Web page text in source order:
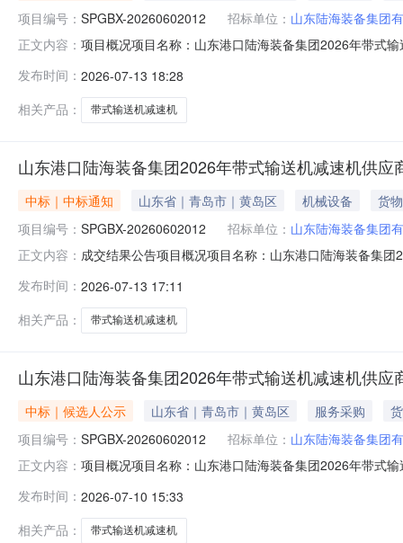
项目编号： SPGBX-20260602012 招标单位： 山东陆海装备集团
正文内容： 项目概况项目名称：山东港口陆海装备集团2026年带式
竣工验收后的质保及其他必要的技术服务等资金来源：
人地址：中国（山
发布时间： 2026-07-13 18:28
相关产品：
带式输送机减速机
山东港口陆海装备集团2026年带式输送机减速机供应
中标｜中标通知 山东省｜青岛市｜黄岛区 机械设备
货物
项目编号： SPGBX-20260602012 招标单位： 山东陆海装备集团
正文内容： 成交结果公告项目概况项目名称：山东港口陆海装备集
成交人：山东嘉瑞动力科技有限公司成交价(元)：0成交
发布时间： 2026-07-13 17:11
相关产品：
带式输送机减速机
山东港口陆海装备集团2026年带式输送机减速机供
中标｜候选人公示 山东省｜青岛市｜黄岛区 服务采购
项目编号： SPGBX-20260602012 招标单位： 山东陆海装备集团
正文内容： 项目概况项目名称：山东港口陆海装备集团2026年带式
竣工验收后的质保及其他必要的技术服务等资金来源：
人地址：中国（山
发布时间： 2026-07-10 15:33
相关产品：
带式输送机减速机